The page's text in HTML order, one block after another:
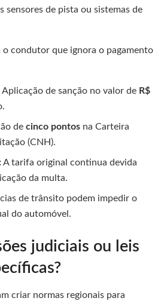
sensores de pista ou sistemas de
o condutor que ignora o pagamento
Aplicação de sanção no valor de R$
decinco pontos na Carteira
(CNH).
A tarifa original continua devida
da multa.
de trânsito podem impedir o
do automóvel.
judiciais ou leis
criar normas regionais para